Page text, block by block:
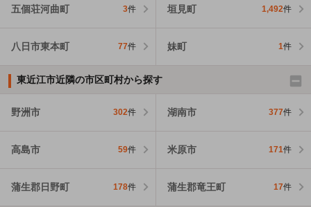
五個荘河曲町 3件 垣見町 1,492件
八日市東本町 77件 妹町 1件
東近江市近隣の市区町村から探す
野洲市 302件 湖南市 377件
高島市 59件 米原市 171件
蒲生郡日野町 178件 蒲生郡竜王町 17件